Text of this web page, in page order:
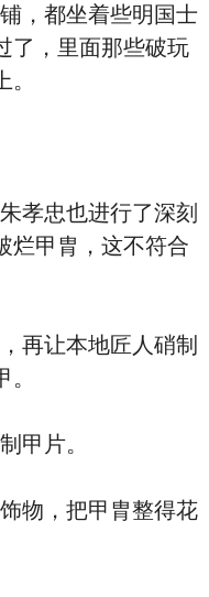
都坐着些明国士
，里面那些破玩
忠也进行了深刻
烂甲胄，这不符合
让本地匠人硝制
片。
，把甲胄整得花